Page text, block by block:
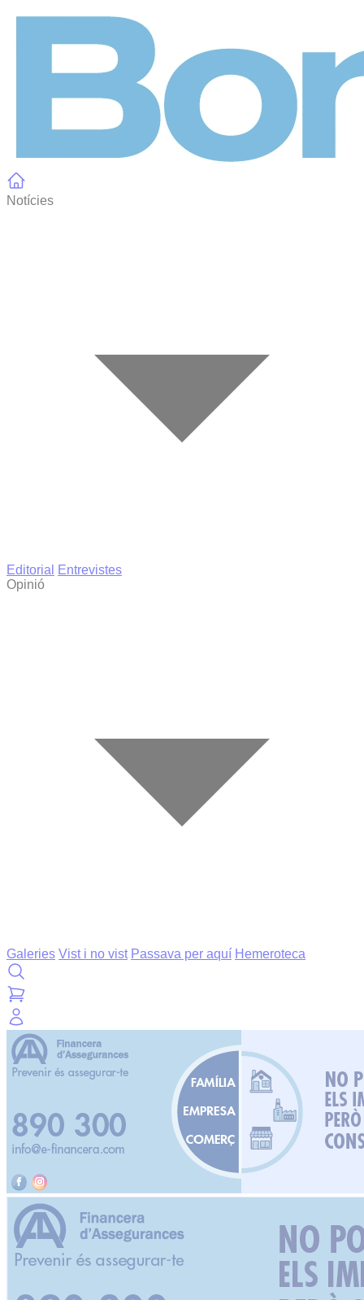
Notícies
Editorial
Entrevistes
Opinió
Galeries Vist i no vist Passava per aquí Hemeroteca